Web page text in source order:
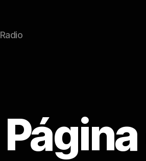
Radio